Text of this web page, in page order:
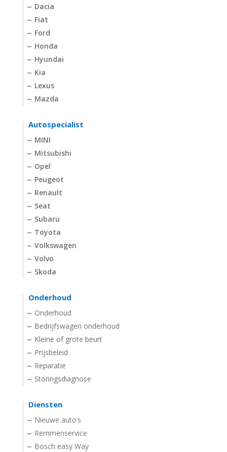
Dacia
Fiat
Ford
Honda
Hyundai
Kia
Lexus
Mazda
Autospecialist
MINI
Mitsubishi
Opel
Peugeot
Renault
Seat
Subaru
Toyota
Volkswagen
Volvo
Skoda
Onderhoud
Onderhoud
Bedrijfswagen onderhoud
Kleine of grote beurt
Prijsbeleid
Reparatie
Storingsdiagnose
Diensten
Nieuwe auto’s
Remmenservice
Bosch easy Way